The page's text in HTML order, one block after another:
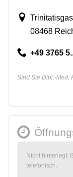
08468
+49 3765
Sind Sie Dipl.-Med.
Nicht hinterlegt.
telefonisch.